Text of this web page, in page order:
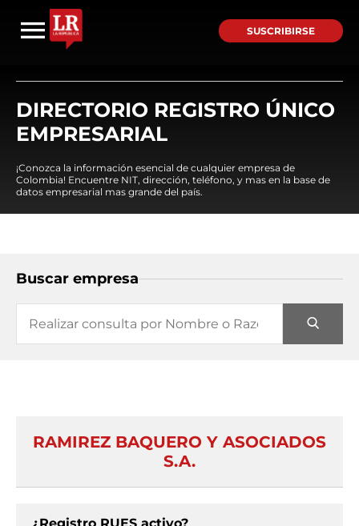
SUSCRIBIRSE
DIRECTORIO REGISTRO ÚNICO
EMPRESARIAL
¡Conozca la información esencial de cualquier empresa de
Colombia! Encuentre NIT, dirección, teléfono, y mas en la base de
datos empresarial mas grande del país.
Buscar empresa
RAMIREZ BAQUERO Y ASOCIADOS
S.A.